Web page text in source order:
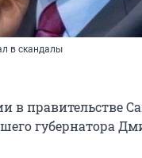
в скандалы
в правительстве
губернатора